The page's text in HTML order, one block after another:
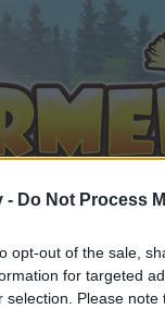
- Do Not Process
opt-out of the sale,
for targeted
selection. Please